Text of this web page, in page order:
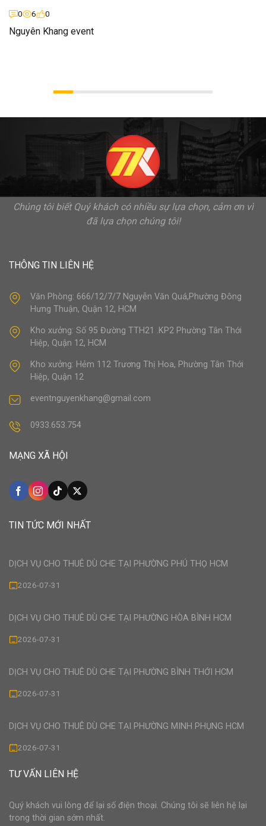
0 6 0
Nguyên Khang event
Chúng tôi biết Quý khách có nhiều sự lựa chọn, cảm ơn vì
đã lựa chọn chúng tôi!
THÔNG TIN LIÊN HỆ
Văn Phòng: 666/12/7/7 Nguyễn Văn Quá,Phường Đông
Hưng Thuận, Quận 12, HCM
Kho xưởng: Số 95 Đường TTH21 .KP2 Phường Tân Thới
Hiệp, Quận 12, HCM
Kho xưởng: Hẻm 112 Trương Thị Hoa, Phường Tân Thới
Hiệp, Quận 12
eventnguyenkhang@gmail.com
0933.653.754
MẠNG XÃ HỘI
TIN TỨC MỚI NHẤT
DỊCH VỤ CHO THUÊ DÙ CHE TẠI PHƯỜNG PHÚ THỌ HCM
2026-07-31
DỊCH VỤ CHO THUÊ DÙ CHE TẠI PHƯỜNG HÒA BÌNH HCM
2026-07-31
DỊCH VỤ CHO THUÊ DÙ CHE TẠI PHƯỜNG BÌNH THỚI HCM
2026-07-31
DỊCH VỤ CHO THUÊ DÙ CHE TẠI PHƯỜNG MINH PHỤNG HCM
2026-07-31
TƯ VẤN LIÊN HỆ
Quý khách vui lòng để lại số điện thoại. Chúng tôi sẽ liên hệ lại
trong thời gian sớm nhất.